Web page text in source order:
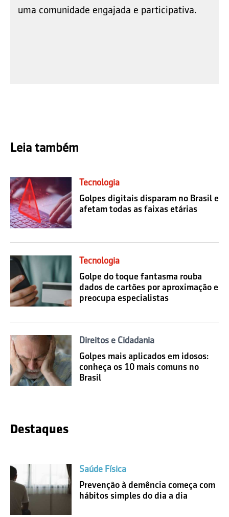
uma comunidade engajada e participativa.
Leia também
Tecnologia
Golpes digitais disparam no Brasil e
afetam todas as faixas etárias
Tecnologia
Golpe do toque fantasma rouba
dados de cartões por aproximação e
preocupa especialistas
Direitos e Cidadania
Golpes mais aplicados em idosos:
conheça os 10 mais comuns no
Brasil
Destaques
Saúde Física
Prevenção à demência começa com
hábitos simples do dia a dia